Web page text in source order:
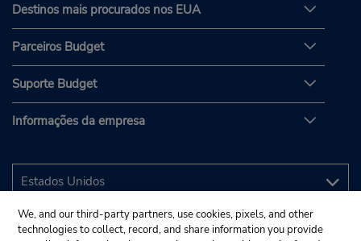
Destinos mais procurados nos EUA
Parceiros Budget
Suporte Budget
Informações da empresa
We, and our third-party partners, use cookies, pixels, and other
technologies to collect, record, and share information you provide